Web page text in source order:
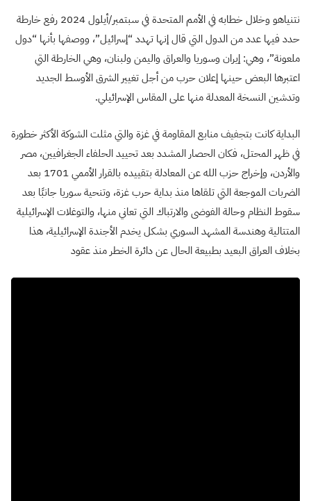
نتنياهو وخلال خطابه في الأمم المتحدة في سبتمبر/أيلول 2024 رفع خارطة
حدد فيها عدد من الدول التي قال إنها تهدد “إسرائيل”، ووصفها بأنها “دول
ملعونة”، وهي: إيران وسوريا والعراق واليمن ولبنان، وهي الخارطة التي
اعتبرها البعض حينها إعلان حرب من أجل تغيير الشرق الأوسط الجديد
وتدشين النسخة المعدلة منها على المقاس الإسرائيلي.
البداية كانت بتجفيف منابع المقاومة في غزة والتي مثلت الشوكة الأكثر خطورة
في ظهر المحتل، فكان الحصار المشدد بعد تحييد الحلفاء الجغرافيين، مصر
والأردن، وإخراج حزب الله عن المعادلة بتقييده بالقرار الأممي 1701 بعد
الضربات الموجعة التي تلقاها منذ بداية حرب غزة، وتنحية سوريا جانبًا بعد
سقوط النظام وحالة الفوضى والارتباك التي تعاني منها، والتوغلات الإسرائيلية
المتتالية وهندسة المشهد السوري بشكل يخدم الأجندة الإسرائيلية، هذا
بخلاف العراق البعيد بطبيعة الحال عن دائرة الخطر منذ عقود